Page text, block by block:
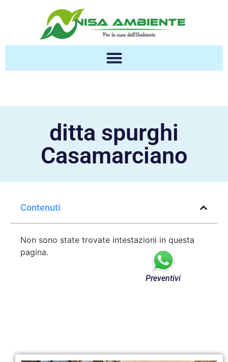
ditta spurghi
Casamarciano
Contenuti
Non sono state trovate intestazioni in questa
pagina.
Preventivi